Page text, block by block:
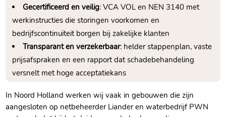
Gecertificeerd en veilig: VCA VOL en NEN 3140 met
werkinstructies die storingen voorkomen en
bedrijfscontinuïteit borgen bij zakelijke klanten
Transparant en verzekerbaar: helder stappenplan, vaste
prijsafspraken en een rapport dat schadebehandeling
versnelt met hoge acceptatiekans
In Noord Holland werken wij vaak in gebouwen die zijn
aangesloten op netbeheerder Liander en waterbedrijf PWN